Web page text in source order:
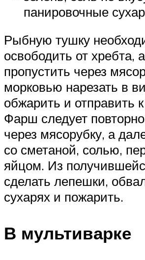
панировочные
Рыбную тушку
освободить от хребта,
пропустить через
морковью нарезать в
обжарить и отправить
Фарш следует
через мясорубку, а
со сметаной, солью,
яйцом. Из
сделать лепешки,
сухарях и пожарить.
В мультиварке